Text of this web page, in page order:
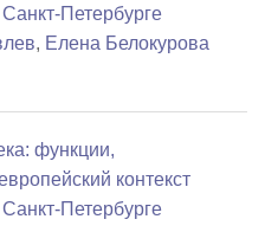
Петербурге
, Елена Белокурова
функции,
контекст
Петербурге